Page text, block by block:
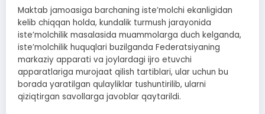
Maktab jamoasiga barchaning iste’molchi ekanligidan
kelib chiqqan holda, kundalik turmush jarayonida
iste’molchilik masalasida muammolarga duch kelganda,
iste’molchilik huquqlari buzilganda Federatsiyaning
markaziy apparati va joylardagi ijro etuvchi
apparatlariga murojaat qilish tartiblari, ular uchun bu
borada yaratilgan qulayliklar tushuntirilib, ularni
qiziqtirgan savollarga javoblar qaytarildi.